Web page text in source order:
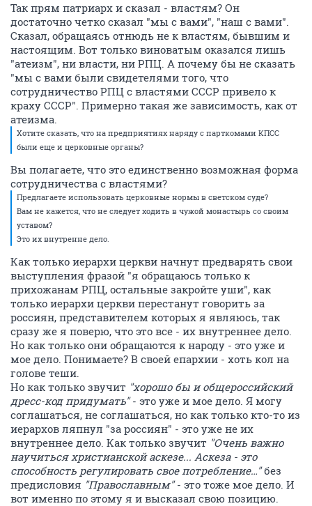
Так прям патриарх и сказал - властям? Он
достаточно четко сказал "мы с вами", "наш с вами".
Сказал, обращаясь отнюдь не к властям, бывшим и
настоящим. Вот только виноватым оказался лишь
"атеизм", ни власти, ни РПЦ. А почему бы не сказать
"мы с вами были свидетелями того, что
сотрудничество РПЦ с властями СССР привело к
краху СССР". Примерно такая же зависимость, как от
атеизма.
Хотите сказать, что на предприятиях наряду с парткомами КПСС
были еще и церковные органы?
Вы полагаете, что это единственно возможная форма
сотрудничества с властями?
Предлагаете использовать церковные нормы в светском суде?
Вам не кажется, что не следует ходить в чужой монастырь со своим
уставом?
Это их внутренне дело.
Как только иерархи церкви начнут предварять свои
выступления фразой "я обращаюсь только к
прихожанам РПЦ, остальные закройте уши", как
только иерархи церкви перестанут говорить за
россиян, представителем которых я являюсь, так
сразу же я поверю, что это все - их внутреннее дело.
Но как только они обращаются к народу - это уже и
мое дело. Понимаете? В своей епархии - хоть кол на
голове теши.
Но как только звучит "хорошо бы и общероссийский
дресс-код придумать"- это уже и мое дело. Я могу
соглашаться, не соглашаться, но как только кто-то из
иерархов ляпнул "за россиян" - это уже не их
внутреннее дело. Как только звучит "Очень важно
научиться христианской аскезе... Аскеза - это
способность регулировать свое потребление…"без
предисловия "Православным"- это тоже мое дело. И
вот именно по этому я и высказал свою позицию.